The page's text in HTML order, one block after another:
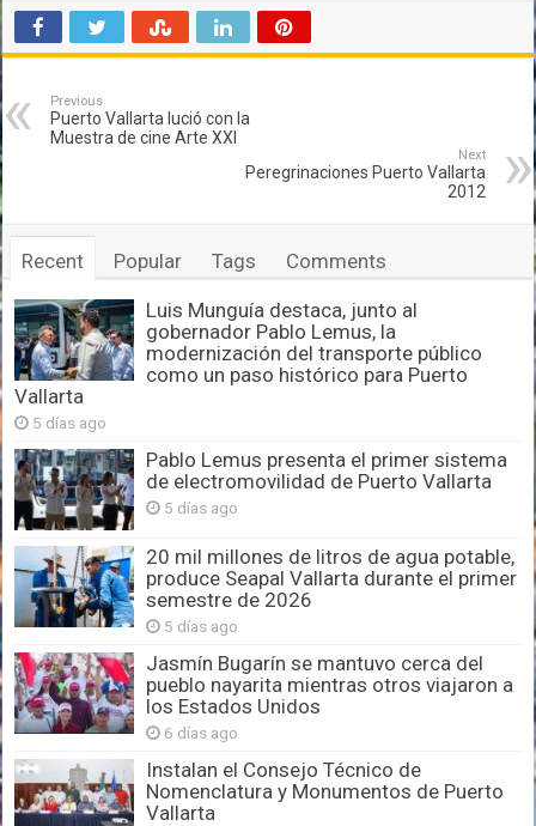
Previous
Puerto Vallarta lució con la
Muestra de cine Arte XXI
Next
Peregrinaciones Puerto Vallarta
2012
Recent Popular Tags Comments
Luis Munguía destaca, junto al
gobernador Pablo Lemus, la
modernización del transporte público
como un paso histórico para Puerto
Vallarta
5 días ago
Pablo Lemus presenta el primer sistema
de electromovilidad de Puerto Vallarta
5 días ago
20 mil millones de litros de agua potable,
produce Seapal Vallarta durante el primer
semestre de 2026
5 días ago
Jasmín Bugarín se mantuvo cerca del
pueblo nayarita mientras otros viajaron a
los Estados Unidos
6 días ago
Instalan el Consejo Técnico de
Nomenclatura y Monumentos de Puerto
Vallarta